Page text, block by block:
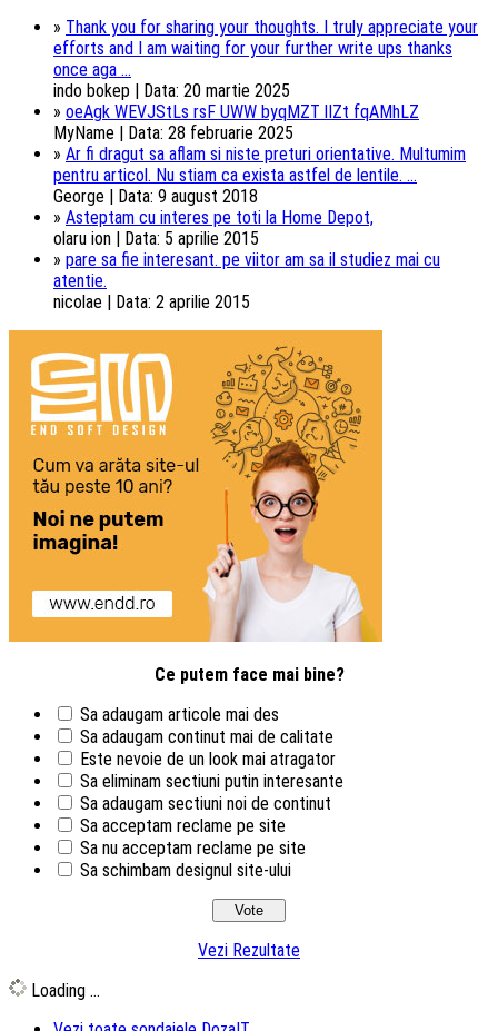
» Thank you for sharing your thoughts. I truly appreciate your
efforts and I am waiting for your further write ups thanks
once aga ...
indo bokep | Data: 20 martie 2025
» oeAgk WEVJStLs rsF UWW byqMZT lIZt fqAMhLZ
MyName | Data: 28 februarie 2025
» Ar fi dragut sa aflam si niste preturi orientative. Multumim
pentru articol. Nu stiam ca exista astfel de lentile. ...
George | Data: 9 august 2018
» Asteptam cu interes pe toti la Home Depot,
olaru ion | Data: 5 aprilie 2015
» pare sa fie interesant. pe viitor am sa il studiez mai cu
atentie.
nicolae | Data: 2 aprilie 2015
Ce putem face mai bine?
Sa adaugam articole mai des
Sa adaugam continut mai de calitate
Este nevoie de un look mai atragator
Sa eliminam sectiuni putin interesante
Sa adaugam sectiuni noi de continut
Sa acceptam reclame pe site
Sa nu acceptam reclame pe site
Sa schimbam designul site-ului
Vezi Rezultate
Loading ...